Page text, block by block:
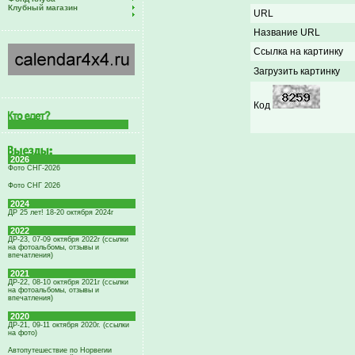
Клубный магазин
2026
Фото СНГ-2026
Фото СНГ 2026
2024
ДР 25 лет! 18-20 октября 2024г
2022
ДР-23, 07-09 октября 2022г (ссылки
на фотоальбомы, отзывы и
впечатления)
2021
ДР-22, 08-10 октября 2021г (ссылки
на фотоальбомы, отзывы и
впечатления)
2020
ДР-21, 09-11 октября 2020г. (ссылки
на фото)
Автопутешествие по Норвегии
URL
Название URL
Ссылка на картинку
Загрузить картинку
Код